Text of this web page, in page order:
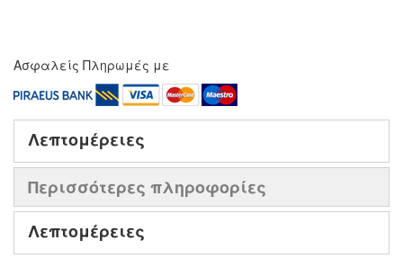
Ασφαλείς Πληρωμές με
Λεπτομέρειες
Περισσότερες πληροφορίες
Λεπτομέρειες